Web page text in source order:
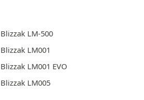
Blizzak LM-500
Blizzak LM001
Blizzak LM001 EVO
Blizzak LM005